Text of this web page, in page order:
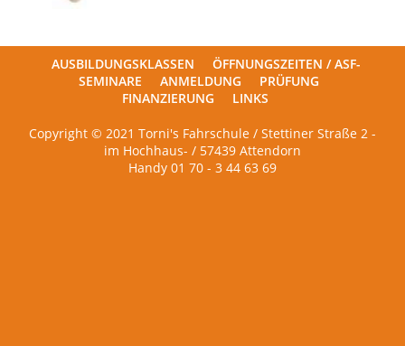
AUSBILDUNGSKLASSEN
ÖFFNUNGSZEITEN / ASF-
SEMINARE
ANMELDUNG
PRÜFUNG
FINANZIERUNG
LINKS
Copyright © 2021 Torni's Fahrschule / Stettiner Straße 2 -
im Hochhaus- / 57439 Attendorn
Handy 01 70 - 3 44 63 69